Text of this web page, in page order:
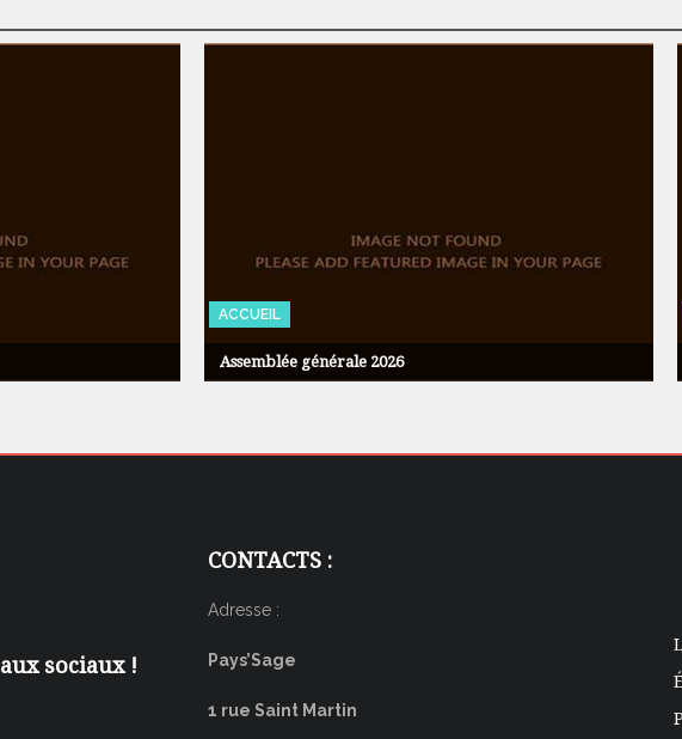
ACCUEIL
Assemblée générale 2026
sociaux !
CONTACTS :
Adresse :
Pays’Sage
1 rue Saint Martin